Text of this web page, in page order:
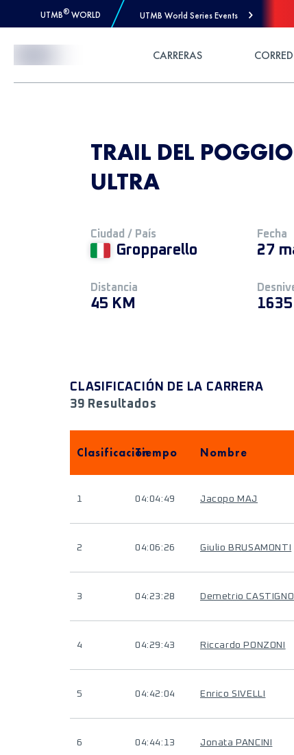
UTMB® WORLD UTMB World Series Events
CARRERAS
TRAIL DEL
ULTRA
Ciudad / País
Gropparello
Fecha
27
Distancia
45 KM
CLASIFICACIÓN DE LA CARRERA
39 Resultados
ClasificaciónTiempo Nombre
1 04:04:49 Jacopo MAJ
2 04:06:26 Giulio BRUSAMONTI
3 04:23:28 Demetrio
4 04:29:43 Riccardo PONZONI
5 04:42:04 Enrico SIVELLI
6 04:44:13 Jonata PANCINI